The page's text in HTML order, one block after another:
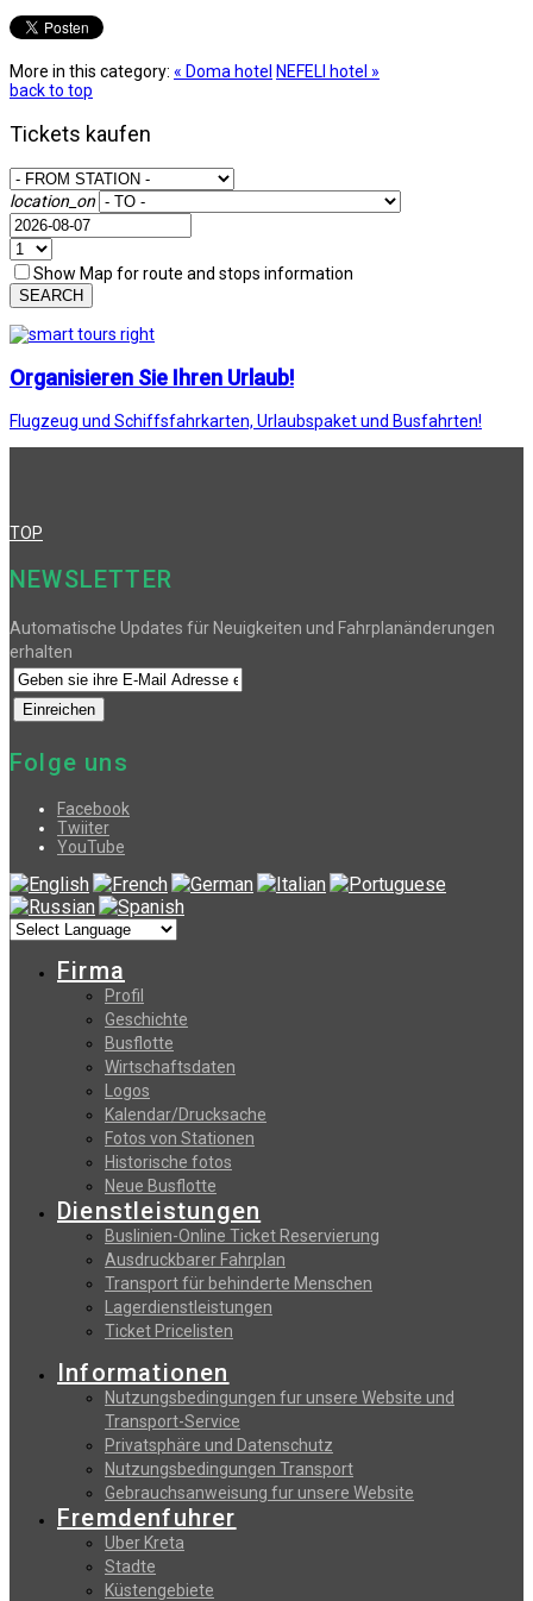
More in this category: « Doma hotel NEFELI hotel »
back to top
Tickets kaufen
location_on
Show Map for route and stops information
SEARCH
Organisieren Sie Ihren Urlaub!
Flugzeug und Schiffsfahrkarten, Urlaubspaket und Busfahrten!
TOP
NEWSLETTER
Automatische Updates für Neuigkeiten und Fahrplanänderungen
erhalten
Folge uns
Facebook
Twiiter
YouTube
Firma
Profil
Geschichte
Busflotte
Wirtschaftsdaten
Logos
Kalendar/Drucksache
Fotos von Stationen
Historische fotos
Neue Busflotte
Dienstleistungen
Buslinien-Online Ticket Reservierung
Αusdruckbarer Fahrplan
Transport für behinderte Menschen
Lagerdienstleistungen
Ticket Pricelisten
Informationen
Nutzungsbedingungen fur unsere Website und
Transport-Service
Privatsphäre und Datenschutz
Nutzungsbedingungen Transport
Gebrauchsanweisung fur unsere Website
Fremdenfuhrer
Uber Kreta
Stadte
Küstengebiete